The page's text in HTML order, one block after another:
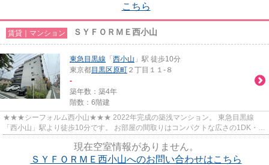
こちら
賃貸｜マンション ＳＹＦＯＲＭＥ西小山
東急目黒線 「 西小山 」駅 徒歩10分
東京都目黒区原町 ２丁目１１-８
-
築年数：築4年
階数：6階建
★★★シーフォルム西小山★★★ 2022年完成の築浅マンション。 東急目黒線
「西小山」駅より徒歩10分です。 お部屋の間取りはコンパクトな広さの1DK・
現在空室情報がありません。
ＳＹＦＯＲＭＥ西小山へのお問い合わせはこちら